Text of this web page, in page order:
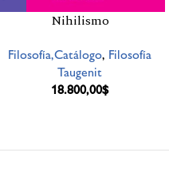
Nihilismo
Filosofía,Catálogo, Filosofía
Taugenit
18.800,00$